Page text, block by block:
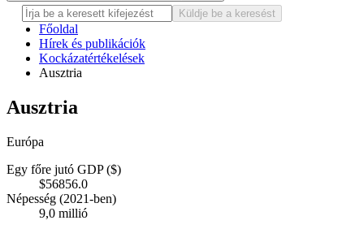
Küldje be a keresést
Főoldal
Hírek és publikációk
Kockázatértékelések
Ausztria
Ausztria
Európa
Egy főre jutó GDP ($)
$56856.0
Népesség (2021-ben)
9,0 millió